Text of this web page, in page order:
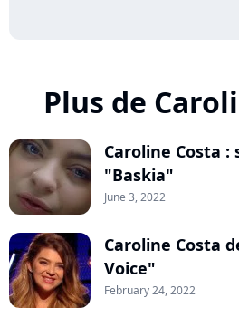
Plus de
Caroline Costa
"Baskia"
June 3, 2022
Caroline Costa
Voice"
February 24, 2022